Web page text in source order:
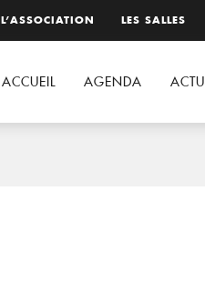
L’ASSOCIATION LES SALLES
ACCUEIL AGENDA ACTU